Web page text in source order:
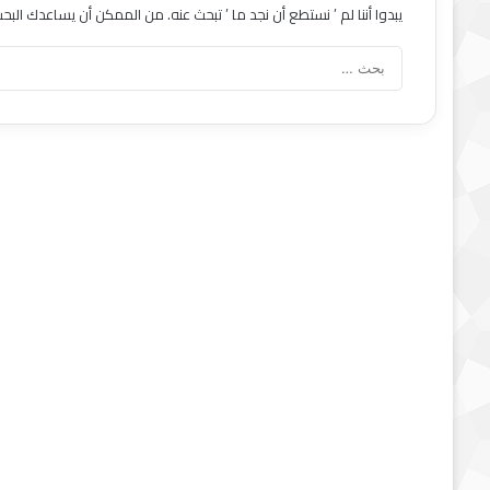
يبدوا أننا لم ’ نستطع أن نجد ما ’ تبحث عنه. من الممكن أن يساعدك